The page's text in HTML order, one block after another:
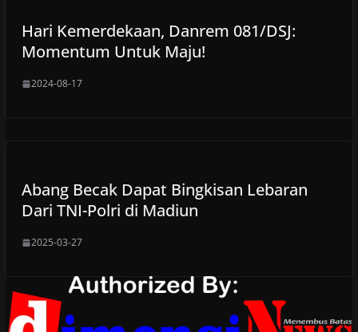
Hari Kemerdekaan, Danrem 081/DSJ:
Momentum Untuk Maju!
2024-08-17
Abang Becak Dapat Bingkisan Lebaran
Dari TNI-Polri di Madiun
2025-03-27